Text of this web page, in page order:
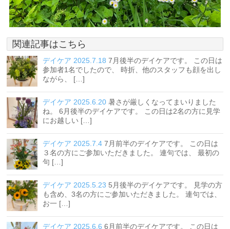
関連記事はこちら
デイケア 2025.7.18 7月後半のデイケアです。 この日は
参加者1名でしたので、 時折、他のスタッフも顔を出し
ながら、 […]
デイケア 2025.6.20 暑さが厳しくなってまいりました
ね。 6月後半のデイケアです。 この日は2名の方に見学
にお越しい […]
デイケア 2025.7.4 7月前半のデイケアです。 この日は
３名の方にご参加いただきました。 連句では、 最初の
句 […]
デイケア 2025.5.23 5月後半のデイケアです。 見学の方
も含め、3名の方にご参加いただきました。 連句では、
お一 […]
デイケア 2025.6.6 6月前半のデイケアです。 この日は